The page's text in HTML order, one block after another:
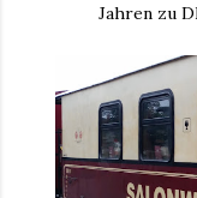
Jahren zu